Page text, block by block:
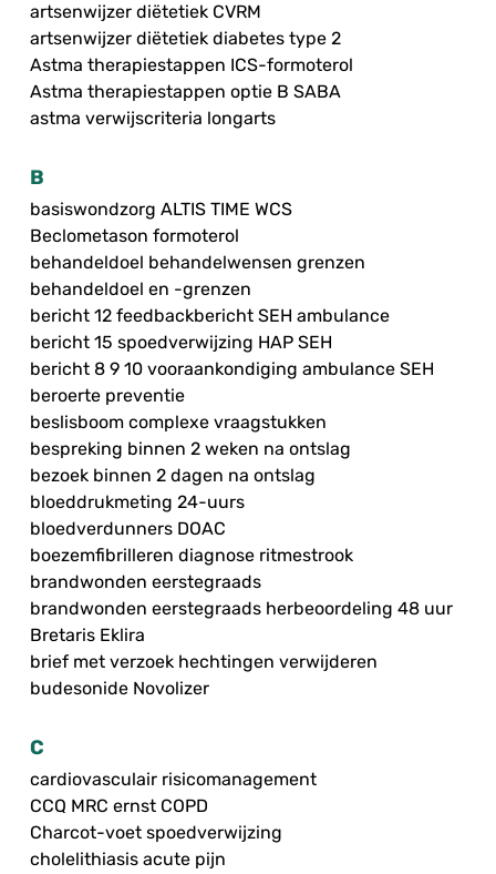
artsenwijzer diëtetiek CVRM
artsenwijzer diëtetiek diabetes type 2
Astma therapiestappen ICS-formoterol
Astma therapiestappen optie B SABA
astma verwijscriteria longarts
B
basiswondzorg ALTIS TIME WCS
Beclometason formoterol
behandeldoel behandelwensen grenzen
behandeldoel en -grenzen
bericht 12 feedbackbericht SEH ambulance
bericht 15 spoedverwijzing HAP SEH
bericht 8 9 10 vooraankondiging ambulance SEH
beroerte preventie
beslisboom complexe vraagstukken
bespreking binnen 2 weken na ontslag
bezoek binnen 2 dagen na ontslag
bloeddrukmeting 24-uurs
bloedverdunners DOAC
boezemfibrilleren diagnose ritmestrook
brandwonden eerstegraads
brandwonden eerstegraads herbeoordeling 48 uur
Bretaris Eklira
brief met verzoek hechtingen verwijderen
budesonide Novolizer
C
cardiovasculair risicomanagement
CCQ MRC ernst COPD
Charcot-voet spoedverwijzing
cholelithiasis acute pijn